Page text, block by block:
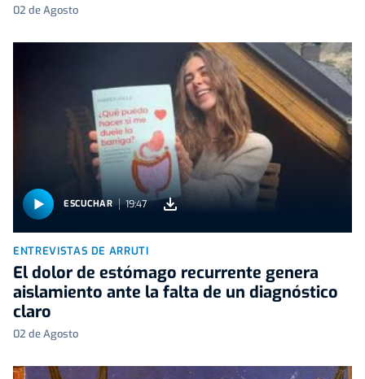
02 de Agosto
ESCUCHAR 19:47
ENTREVISTAS DE ARRUTI
El dolor de estómago recurrente genera
aislamiento ante la falta de un diagnóstico
claro
02 de Agosto